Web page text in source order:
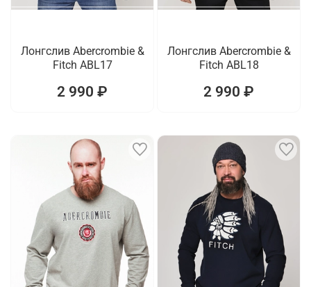
Лонгслив Abercrombie &
Fitch ABL17
2 990 ₽
Лонгслив Abercrombie &
Fitch ABL18
2 990 ₽